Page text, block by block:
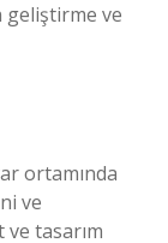
geliştirme ve
ortamında
ve
tasarım